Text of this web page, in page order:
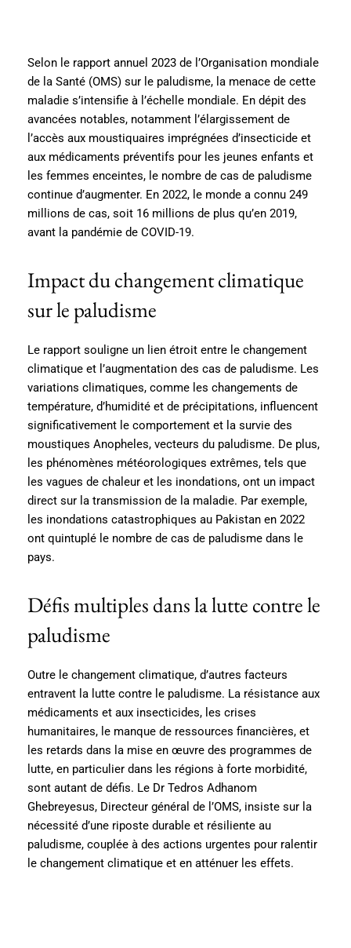
Selon le rapport annuel 2023 de l’Organisation mondiale
de la Santé (OMS) sur le paludisme, la menace de cette
maladie s’intensifie à l’échelle mondiale. En dépit des
avancées notables, notamment l’élargissement de
l’accès aux moustiquaires imprégnées d’insecticide et
aux médicaments préventifs pour les jeunes enfants et
les femmes enceintes, le nombre de cas de paludisme
continue d’augmenter. En 2022, le monde a connu 249
millions de cas, soit 16 millions de plus qu’en 2019,
avant la pandémie de COVID-19.
Impact du changement climatique
sur le paludisme
Le rapport souligne un lien étroit entre le changement
climatique et l’augmentation des cas de paludisme. Les
variations climatiques, comme les changements de
température, d’humidité et de précipitations, influencent
significativement le comportement et la survie des
moustiques Anopheles, vecteurs du paludisme. De plus,
les phénomènes météorologiques extrêmes, tels que
les vagues de chaleur et les inondations, ont un impact
direct sur la transmission de la maladie. Par exemple,
les inondations catastrophiques au Pakistan en 2022
ont quintuplé le nombre de cas de paludisme dans le
pays.
Défis multiples dans la lutte contre le
paludisme
Outre le changement climatique, d’autres facteurs
entravent la lutte contre le paludisme. La résistance aux
médicaments et aux insecticides, les crises
humanitaires, le manque de ressources financières, et
les retards dans la mise en œuvre des programmes de
lutte, en particulier dans les régions à forte morbidité,
sont autant de défis. Le Dr Tedros Adhanom
Ghebreyesus, Directeur général de l’OMS, insiste sur la
nécessité d’une riposte durable et résiliente au
paludisme, couplée à des actions urgentes pour ralentir
le changement climatique et en atténuer les effets.